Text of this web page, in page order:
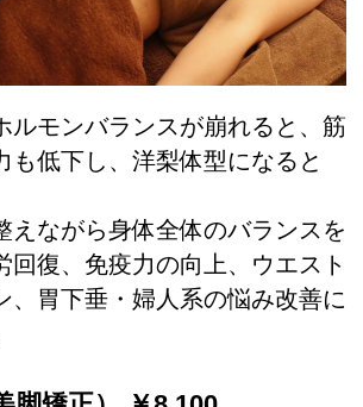
ルモンバランスが崩れると、筋
も低下し、洋梨体型になると
えながら身体全体のバランスを
回復、免疫力の向上、ウエスト
、胃下垂・婦人系の悩み改善に